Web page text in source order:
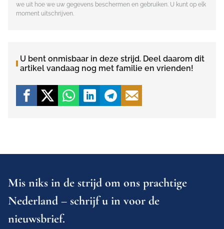
we uit hoe we uw gegevens beschermen en gebruiken. U kunt op elk
moment uitschrijven.
U bent onmisbaar in deze strijd. Deel daarom dit
artikel vandaag nog met familie en vrienden!
Mis niks in de strijd om ons prachtige
Nederland – schrijf u in voor de
nieuwsbrief.